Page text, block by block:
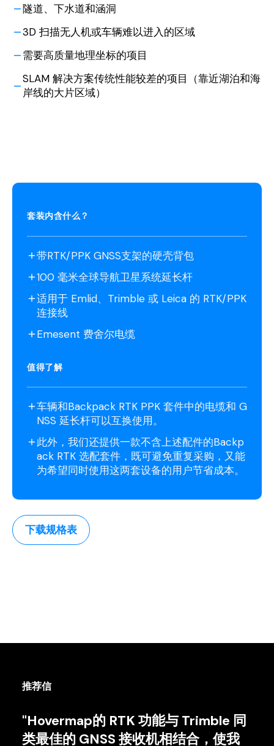
隧道、下水道和涵洞
3D 扫描无人机或车辆难以进入的区域
需要高质量地理坐标的项目
SLAM 解决方案传统性能较差的项目（靠近湖泊和海
岸线的大片区域）
套装内含什么？
带RTK/PPK GNSS支架的硬壳背包
100 毫米全球导航卫星系统延长杆
适用于 Emlid、Trimble 或 Leica 的 RTK/PPK
连接线
Emesent 费舍尔电缆
值得了解
车辆和Backpack RTK PPK 套件中的电缆和 G
NSS 延长杆可以互换使用。
此外，我们还提供一款不含上述配件的Backp
ack RTK 选配套件，既可避免重复采购，又能
为希望同时使用这两套设备的用户节省成本。
下载规格表
推荐信
"Hovermap的 RTK 功能与 Trimble 同
类最佳的 GNSS 接收机相结合，使我